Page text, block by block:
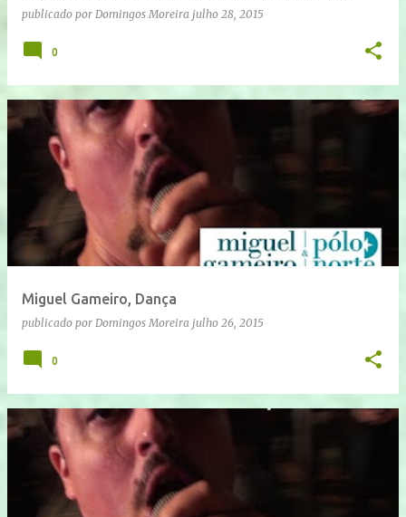
publicado por Domingos Moreira julho 28, 2015
0
Miguel Gameiro, Dança
publicado por Domingos Moreira julho 26, 2015
0